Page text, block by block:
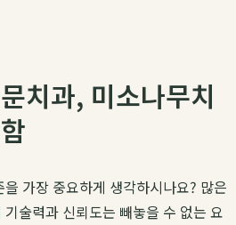
치과, 미소나무치
가장 중요하게 생각하시나요? 많은
술력과 신뢰도는 빼놓을 수 없는 요